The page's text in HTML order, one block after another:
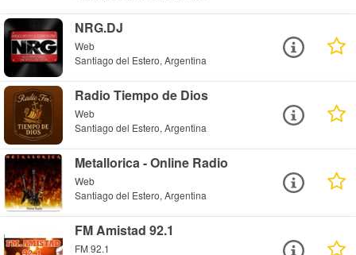
NRG.DJ
Web
Santiago del Estero, Argentina
Radio Tiempo de Dios
Web
Santiago del Estero, Argentina
Metallorica - Online Radio
Web
Santiago del Estero, Argentina
FM Amistad 92.1
FM 92.1